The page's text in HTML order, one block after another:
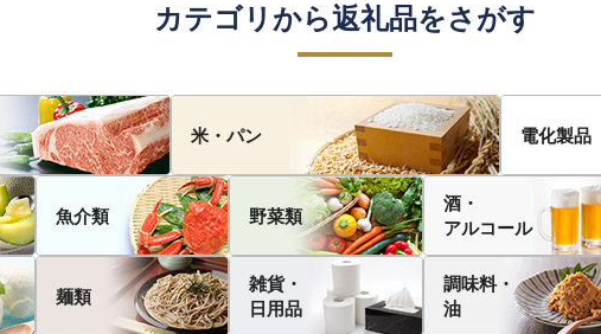
カテゴリから返礼品をさがす
米・パン 電化製品
魚介類 野菜類
酒・
アルコール
麺類
雑貨・
日用品
調味料・
油